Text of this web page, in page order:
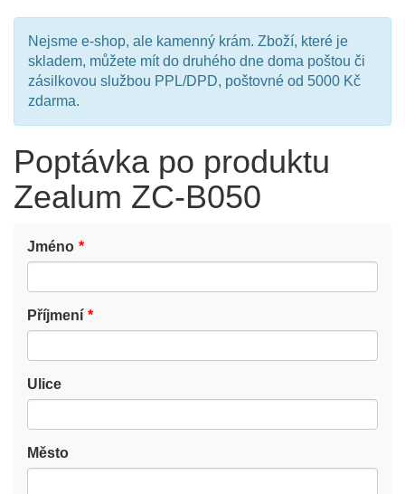
Nejsme e-shop, ale kamenný krám. Zboží, které je
skladem, můžete mít do druhého dne doma poštou či
zásilkovou službou PPL/DPD, poštovné od 5000 Kč
zdarma.
Poptávka po produktu
Zealum ZC-B050
Jméno
Příjmení
Ulice
Město